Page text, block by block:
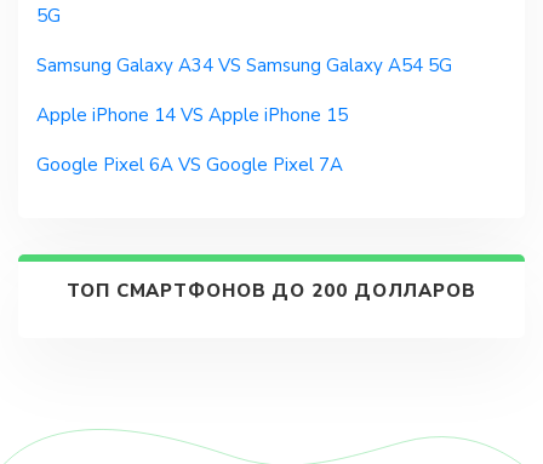
5G
Samsung Galaxy A34 VS Samsung Galaxy A54 5G
Apple iPhone 14 VS Apple iPhone 15
Google Pixel 6A VS Google Pixel 7A
ТОП СМАРТФОНОВ ДО 200 ДОЛЛАРОВ